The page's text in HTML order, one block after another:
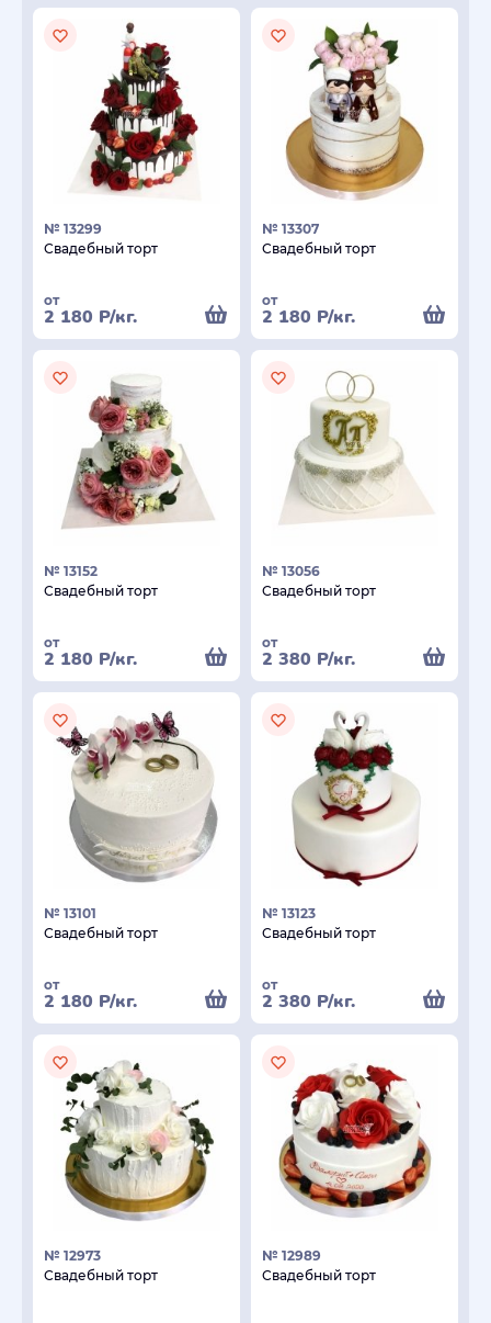
№ 13299
Свадебный торт
от
2 180 Р/кг.
№ 13307
Свадебный торт
от
2 180 Р/кг.
№ 13152
Свадебный торт
от
2 180 Р/кг.
№ 13056
Свадебный торт
от
2 380 Р/кг.
№ 13101
Свадебный торт
от
2 180 Р/кг.
№ 13123
Свадебный торт
от
2 380 Р/кг.
№ 12973
Свадебный торт
№ 12989
Свадебный торт